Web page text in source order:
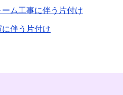
ム工事に伴う片付け
伴う片付け